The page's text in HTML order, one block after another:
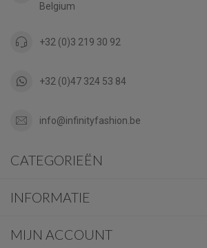
Belgium
+32 (0)3 219 30 92
+32 (0)47 324 53 84
info@infinityfashion.be
CATEGORIEËN
INFORMATIE
MIJN ACCOUNT